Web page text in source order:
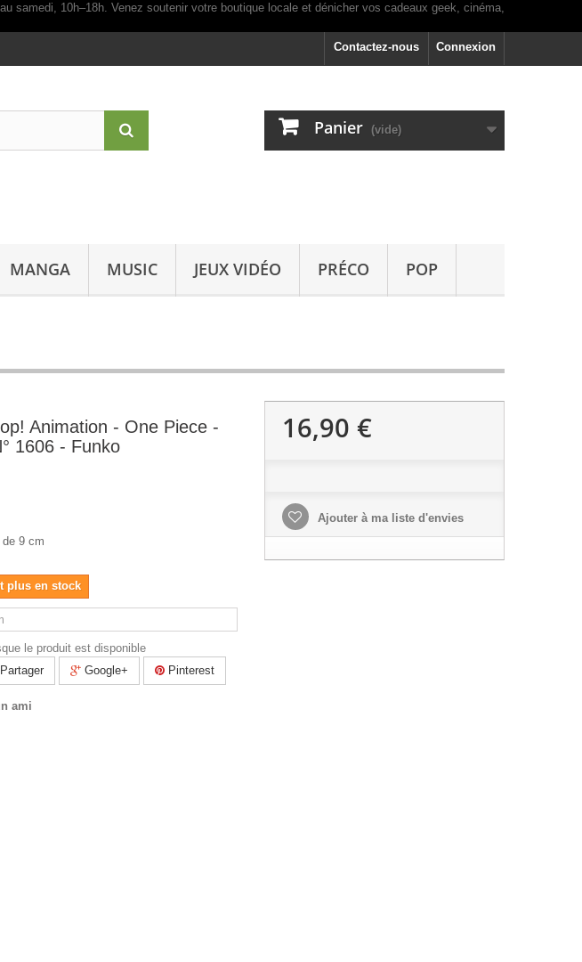
Connexion
Contactez-nous
Panier (vide)
MANGA MUSIC JEUX VIDÉO PRÉCO POP
Animation - One Piece -
1606 - Funko
de 9 cm
plus en stock
le produit est disponible
Partager Google+ Pinterest
ami
16,90 €
Ajouter à ma liste d'envies